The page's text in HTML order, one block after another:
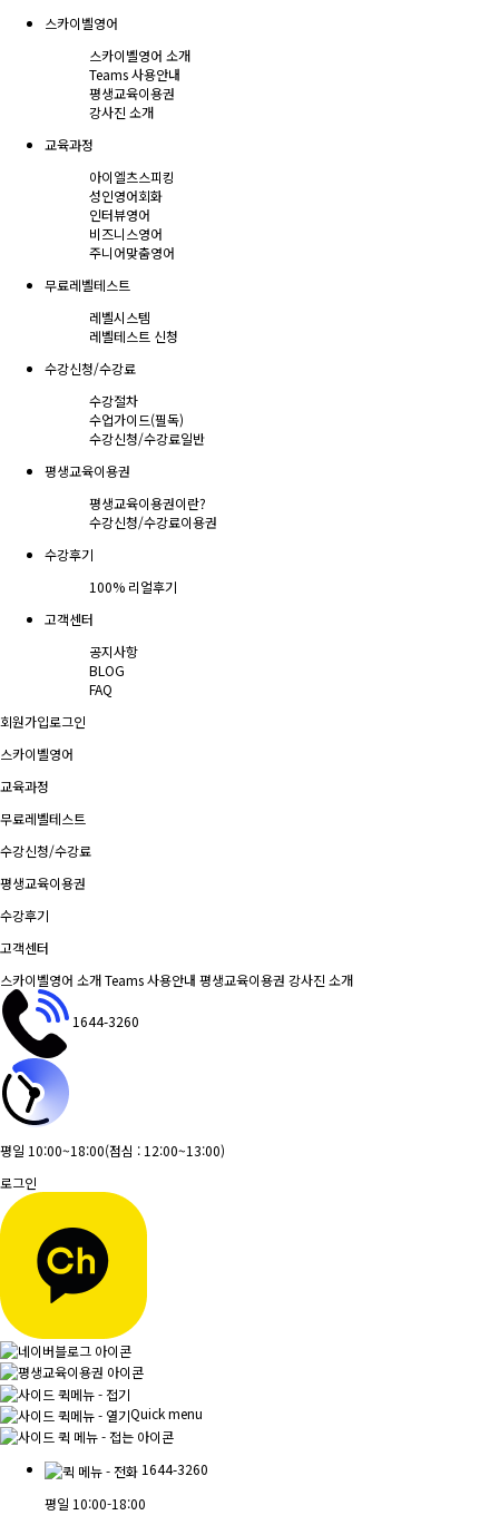
스카이벨영어
스카이벨영어 소개
Teams 사용안내
평생교육이용권
강사진 소개
교육과정
아이엘츠스피킹
성인영어회화
인터뷰영어
비즈니스영어
주니어맞춤영어
무료레벨테스트
레벨시스템
레벨테스트 신청
수강신청/수강료
수강절차
수업가이드(필독)
수강신청/수강료일반
평생교육이용권
평생교육이용권이란?
수강신청/수강료이용권
수강후기
100% 리얼후기
고객센터
공지사항
BLOG
FAQ
회원가입로그인
스카이벨영어
교육과정
무료레벨테스트
수강신청/수강료
평생교육이용권
수강후기
고객센터
스카이벨영어 소개Teams 사용안내 평생교육이용권 강사진 소개
1644-3260
평일 10:00~18:00(점심 : 12:00~13:00)
로그인
Quick menu
1644-3260
평일 10:00-18:00